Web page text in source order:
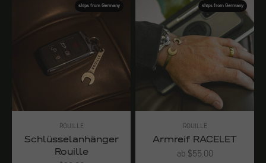
ships from Germany
ROUILLE
Schlüsselanhänger
Rouille
ships from Germany
ROUILLE
Armreif RACELET
Angebot
ab $55.00